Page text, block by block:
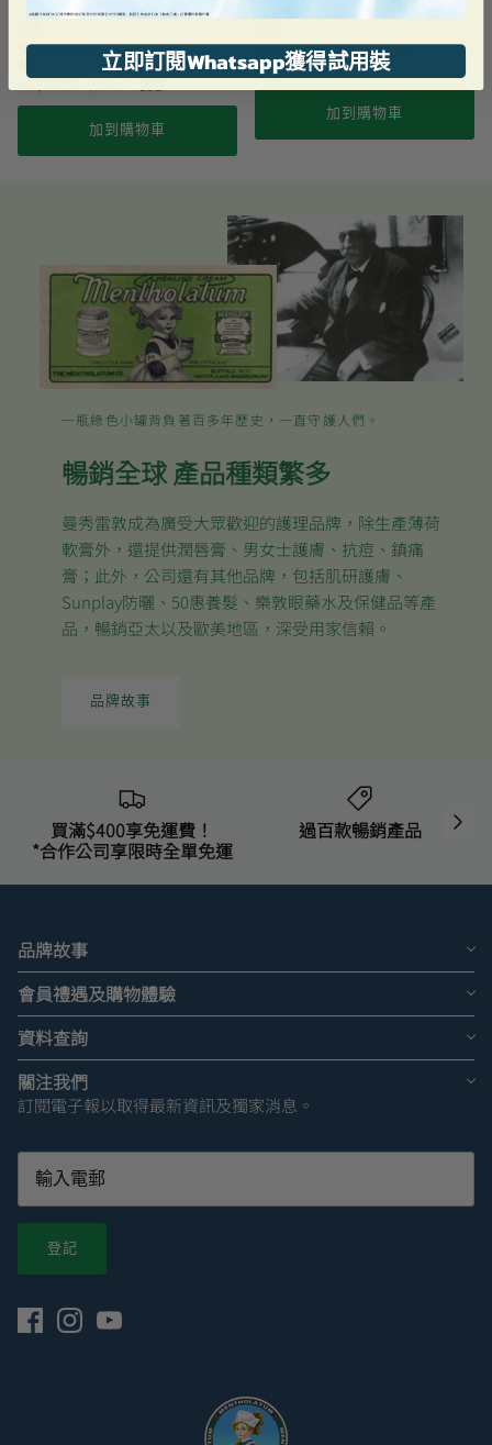
50惠育髮再生套裝（内服配方 + 精
HK$700.00 $898.90 優惠
加到購物車
肌研光透潤血色感保濕面膜
HK$118.00
加到購物車
一瓶綠色小罐背負著百多年歷史，一直守護人們。
暢銷全球 產品種類繁多
曼秀雷敦成為廣受大眾歡迎的護理品牌，除生產薄荷
軟膏外，還提供潤唇膏、男女士護膚、抗痘、鎮痛
膏；此外，公司還有其他品牌，包括肌研護膚、
Sunplay防曬、50惠養髮、樂敦眼藥水及保健品等產
品，暢銷亞太以及歐美地區，深受用家信賴。
品牌故事
買滿$400享免運費！
*合作公司享限時全單免運
過百款暢銷產品
品牌故事
會員禮遇及購物體驗
資料查詢
關注我們
訂閱電子報以取得最新資訊及獨家消息。
登記
立即訂閱Whatsapp獲得試用裝